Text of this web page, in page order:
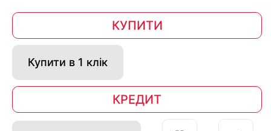
КУПИТИ
Купити в 1 клік
КРЕДИТ